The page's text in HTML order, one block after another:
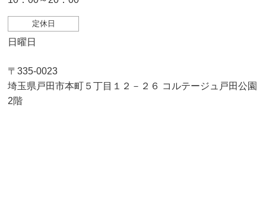
定休日
日曜日
〒335-0023
埼玉県戸田市本町５丁目１２－２６ コルテージュ戸田公園
2階